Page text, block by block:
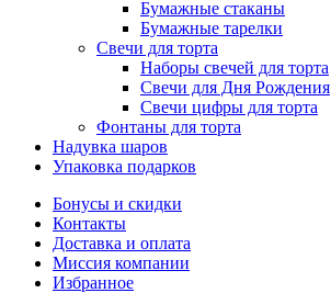
Бумажные стаканы
Бумажные тарелки
Свечи для торта
Наборы свечей для торта
Свечи для Дня Рождения
Свечи цифры для торта
Фонтаны для торта
Надувка шаров
Упаковка подарков
Бонусы и скидки
Контакты
Доставка и оплата
Миссия компании
Избранное